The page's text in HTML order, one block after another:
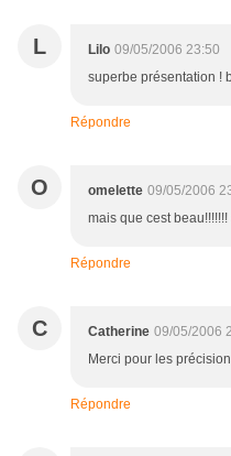
L Lilo 09/05/2006 23:50
superbe présentation !
Répondre
O omelette 09/05/2006
mais que cest
Répondre
C Catherine 09/05/2006
Merci pour les
Répondre